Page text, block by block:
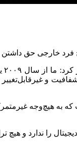
به
و
که به‌ هیچ‌وجه
را ندارد و هیچ